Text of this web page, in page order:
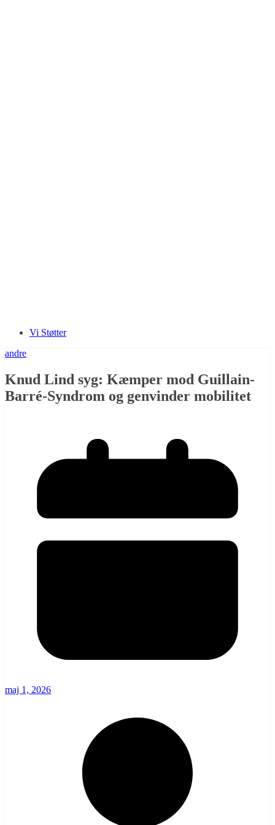
Vi Støtter
andre
Knud Lind syg: Kæmper mod Guillain-
Barré-Syndrom og genvinder mobilitet
maj 1, 2026